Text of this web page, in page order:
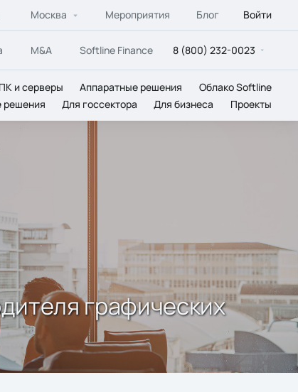
Москва Мероприятия Блог Войти
M&A Softline Finance 8 (800) 232-0023
и серверы Аппаратные решения
Облако Softline
решения Для госсектора Для бизнеса Проекты
графических